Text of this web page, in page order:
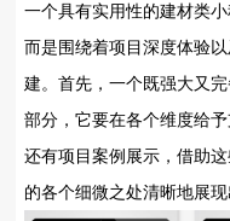
一个具有实用性的建材类
而是围绕着项目深度体验
建。首先，一个既强大又
部分，它要在各个维度给
还有项目案例展示，借助
的各个细微之处清晰地展现